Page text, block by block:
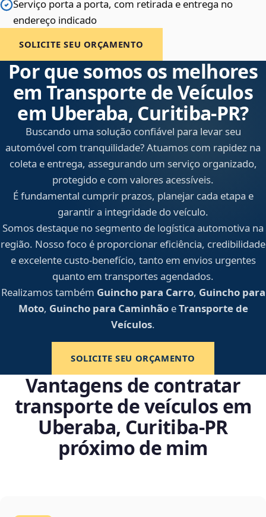
Serviço porta a porta, com retirada e entrega no
endereço indicado
SOLICITE SEU ORÇAMENTO
Por que somos os melhores
em Transporte de Veículos
em Uberaba, Curitiba‑PR?
Buscando uma solução confiável para levar seu
automóvel com tranquilidade? Atuamos com rapidez na
coleta e entrega, assegurando um serviço organizado,
protegido e com valores acessíveis.
É fundamental cumprir prazos, planejar cada etapa e
garantir a integridade do veículo.
Somos destaque no segmento de logística automotiva na
região. Nosso foco é proporcionar eficiência, credibilidade
e excelente custo-benefício, tanto em envios urgentes
quanto em transportes agendados.
Realizamos também Guincho para Carro, Guincho para
Moto, Guincho para CaminhãoeTransporte de
Veículos.
SOLICITE SEU ORÇAMENTO
Vantagens de contratar
transporte de veículos em
Uberaba, Curitiba‑PR
próximo de mim